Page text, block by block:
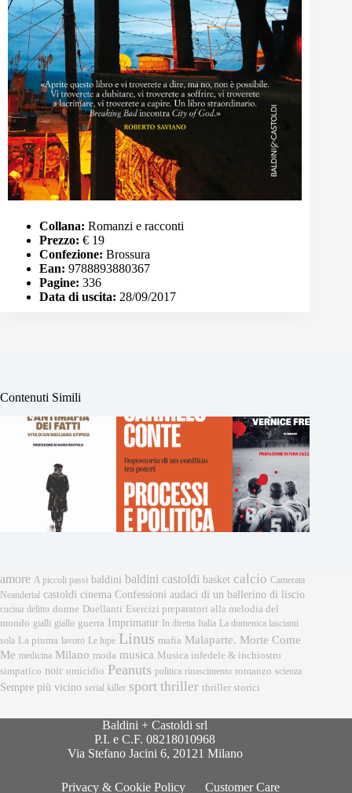
Collana: Romanzi e racconti
Prezzo: € 19
Confezione: Brossura
Ean: 9788893880367
Pagine: 336
Data di uscita: 28/09/2017
Contenuti Simili
amore A piccoli passi baldini baldini castoldi basket calcio Camerata
Neandertal castoldi cinema Confessioni audaci di un ballerino di liscio
cucina delitto donne Duellanti Esercizi preparatori alla melodia del
mondo gialli giallo guerra Imprimatur In diretta Italia La domenica lasciami
sola La piuma lavoro Le lupe Linus mafia Malaparte. Morte Come
Me medicina Milano moda musica Musica infedele & inchiostro
simpatico noir omicidio Peanuts politica rinascimento romanzo scienza
Sempre più vicino serial killer sport thriller thriller storici
Baldini + Castoldi srl
P.I. e C.F. 08218010968
Via Stefano Jacini 6, 20121 Milano
Privacy & Cookie Policy Customer Care